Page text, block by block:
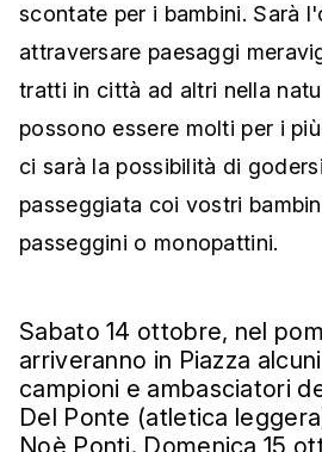
scontate per i bambini. Sarà
attraversare paesaggi
tratti in città ad altri nella
possono essere molti per i
ci sarà la possibilità di
passeggiata coi vostri
passeggini o monopattini.
Sabato 14 ottobre, nel
arriveranno in Piazza
campioni e ambasciatori
Del Ponte (atletica